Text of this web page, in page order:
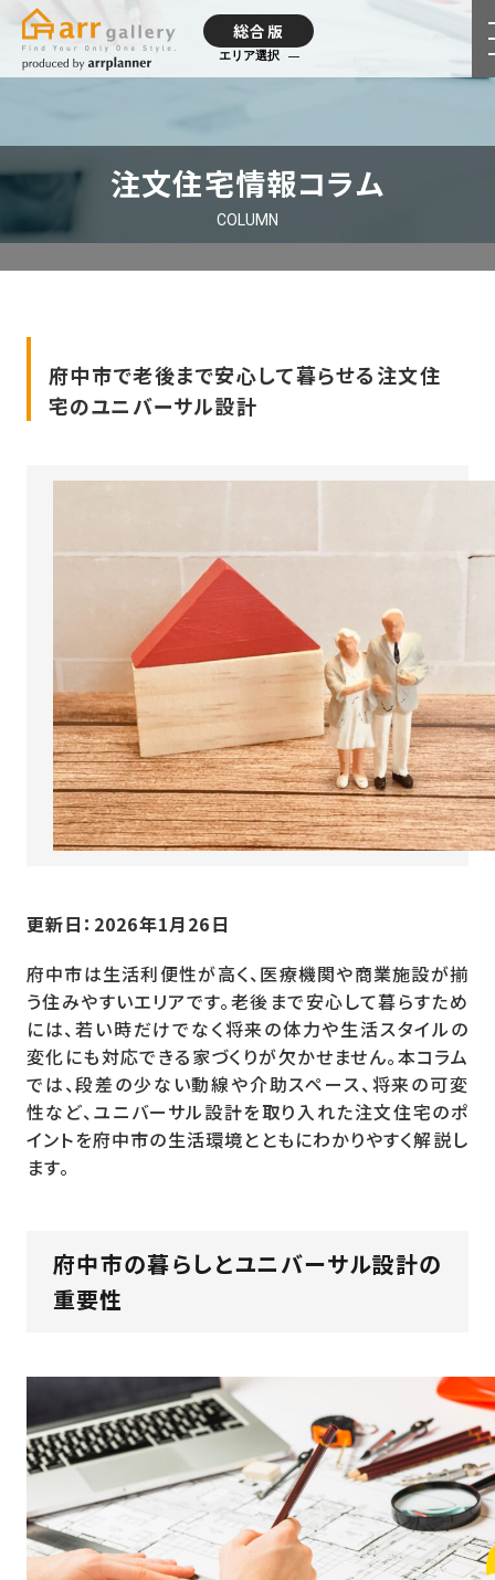
総合版
エリア選択
注文住宅情報コラム
COLUMN
府中市で老後まで安心して暮らせる注文住
宅のユニバーサル設計
更新日： 2026年1月26日
府中市は生活利便性が高く、医療機関や商業施設が揃
う住みやすいエリアです。老後まで安心して暮らすため
には、若い時だけでなく将来の体力や生活スタイルの
変化にも対応できる家づくりが欠かせません。本コラム
では、段差の少ない動線や介助スペース、将来の可変
性など、ユニバーサル設計を取り入れた注文住宅のポ
イントを府中市の生活環境とともにわかりやすく解説し
ます。
府中市の暮らしとユニバーサル設計の
重要性